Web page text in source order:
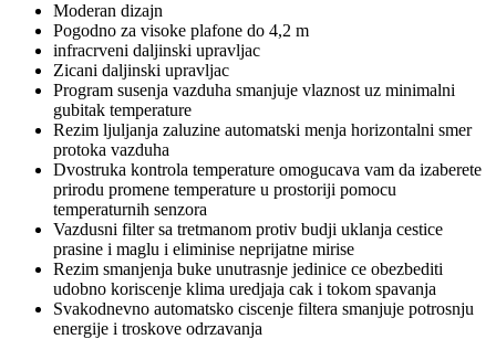
Moderan dizajn
Pogodno za visoke plafone do 4,2 m
infracrveni daljinski upravljac
Zicani daljinski upravljac
Program susenja vazduha smanjuje vlaznost uz minimalni
gubitak temperature
Rezim ljuljanja zaluzine automatski menja horizontalni smer
protoka vazduha
Dvostruka kontrola temperature omogucava vam da izaberete
prirodu promene temperature u prostoriji pomocu
temperaturnih senzora
Vazdusni filter sa tretmanom protiv budji uklanja cestice
prasine i maglu i eliminise neprijatne mirise
Rezim smanjenja buke unutrasnje jedinice ce obezbediti
udobno koriscenje klima uredjaja cak i tokom spavanja
Svakodnevno automatsko ciscenje filtera smanjuje potrosnju
energije i troskove odrzavanja